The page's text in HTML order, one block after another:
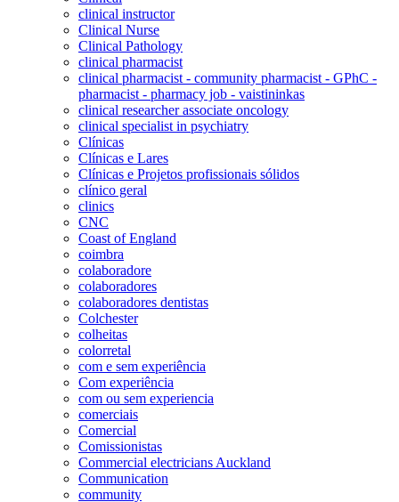
clinical instructor
Clinical Nurse
Clinical Pathology
clinical pharmacist
clinical pharmacist - community pharmacist - GPhC -
pharmacist - pharmacy job - vaistininkas
clinical researcher associate oncology
clinical specialist in psychiatry
Clínicas
Clínicas e Lares
Clínicas e Projetos profissionais sólidos
clínico geral
clinics
CNC
Coast of England
coimbra
colaboradore
colaboradores
colaboradores dentistas
Colchester
colheitas
colorretal
com e sem experiência
Com experiência
com ou sem experiencia
comerciais
Comercial
Comissionistas
Commercial electricians Auckland
Communication
community